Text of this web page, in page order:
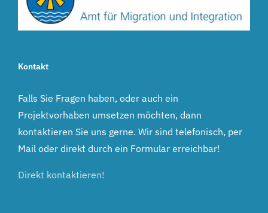
Kontakt
Falls Sie Fragen haben, oder auch ein
Projektvorhaben umsetzen möchten, dann
kontaktieren Sie uns gerne. Wir sind telefonisch, per
Mail oder direkt durch ein Formular erreichbar!
Direkt kontaktieren!